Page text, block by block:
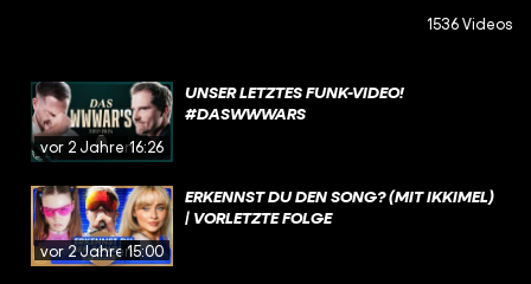
1536 Videos
vor 2 Jahren16:26
UNSER LETZTES FUNK-VIDEO!
#DASWWWARS
vor 2 Jahren15:00
ERKENNST DU DEN SONG? (MIT IKKIMEL)
| VORLETZTE FOLGE